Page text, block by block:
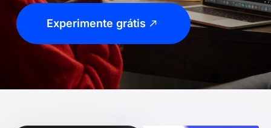
Experimente grátis